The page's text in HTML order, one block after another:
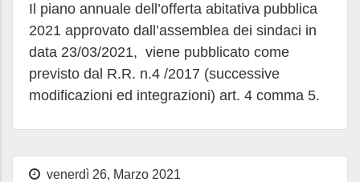
Il piano annuale dell’offerta abitativa pubblica
2021 approvato dall’assemblea dei sindaci in
data 23/03/2021, viene pubblicato come
previsto dal R.R. n.4 /2017 (successive
modificazioni ed integrazioni) art. 4 comma 5.
venerdì 26, Marzo 2021